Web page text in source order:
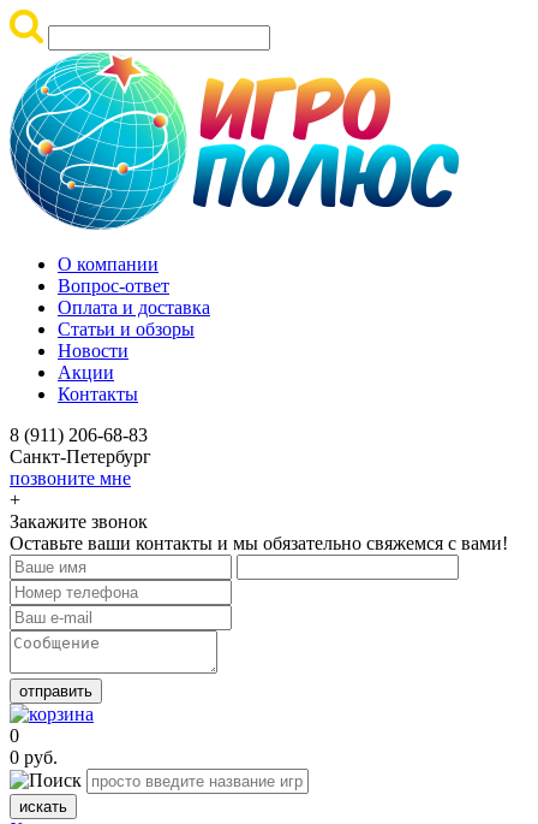
О компании
Вопрос-ответ
Оплата и доставка
Статьи и обзоры
Новости
Акции
Контакты
8 (911) 206-68-83
Санкт-Петербург
позвоните мне
+
Закажите звонок
Оставьте ваши контакты и мы обязательно свяжемся с вами!
отправить
0
0 руб.
искать